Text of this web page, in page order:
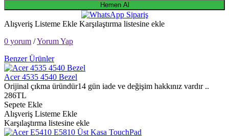
Hemen Al
Alışveriş Listeme Ekle Karşılaştırma listesine ekle
0 yorum /Yorum Yap
Benzer Ürünler
Acer 4535 4540 Bezel
Orijinal çıkma üründür14 gün iade ve değişim hakkınız vardır ..
286TL
Sepete Ekle
Alışveriş Listeme Ekle
Karşılaştırma listesine ekle